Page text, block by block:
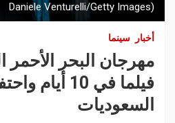
Daniele Venturelli/Getty Images)
أخبار سينما
فيلما في 10
السعوديات